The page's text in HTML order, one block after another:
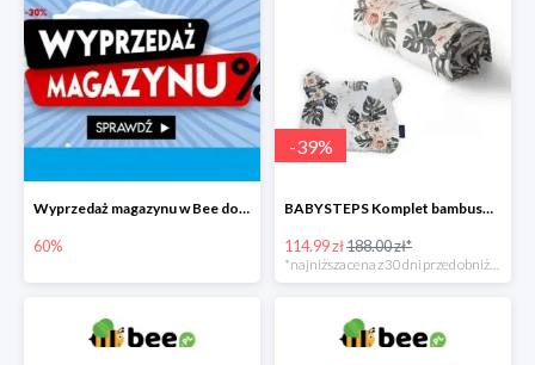
Wyprzedaż magazynu w Bee do -60%
60%
-39%
BABYSTEPS Komplet bambusowy poduszka i otulacz M Pustynne kwiaty -39%
114.99 zł188.00 zł*